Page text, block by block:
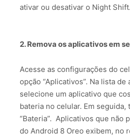
ativar ou desativar o Night Shift.
2. Remova os aplicativos em
Acesse as configurações do
opção “Aplicativos”. Na lista de
selecione um aplicativo que
bateria no celular. Em seguida,
“Bateria”. Aplicativos que não
do Android 8 Oreo exibem, no